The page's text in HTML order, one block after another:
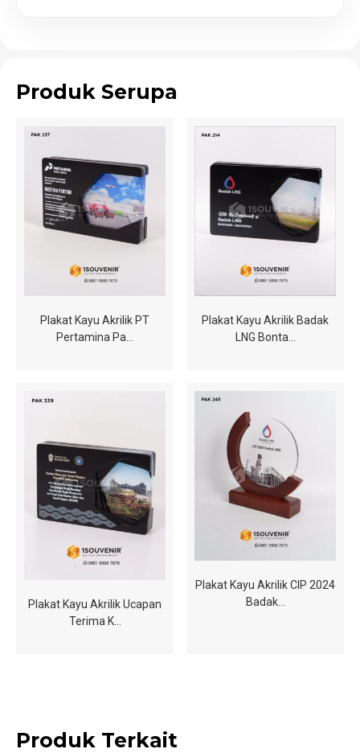
Produk Serupa
Plakat Kayu Akrilik PT
Pertamina Pa…
Plakat Kayu Akrilik Badak
LNG Bonta…
Plakat Kayu Akrilik Ucapan
Terima K…
Plakat Kayu Akrilik CIP 2024
Badak…
Produk Terkait